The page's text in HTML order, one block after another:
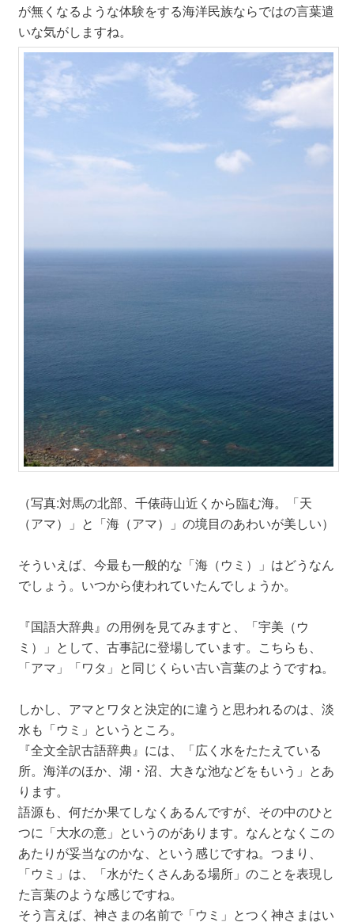
が無くなるような体験をする海洋民族ならではの言葉遣
いな気がしますね。
（写真:対馬の北部、千俵蒔山近くから臨む海。「天
（アマ）」と「海（アマ）」の境目のあわいが美しい）
そういえば、今最も一般的な「海（ウミ）」はどうなん
でしょう。いつから使われていたんでしょうか。
『国語大辞典』の用例を見てみますと、「宇美（ウ
ミ）」として、古事記に登場しています。こちらも、
「アマ」「ワタ」と同じくらい古い言葉のようですね。
しかし、アマとワタと決定的に違うと思われるのは、淡
水も「ウミ」というところ。
『全文全訳古語辞典』には、「広く水をたたえている
所。海洋のほか、湖・沼、大きな池などをもいう」とあ
ります。
語源も、何だか果てしなくあるんですが、その中のひと
つに「大水の意」というのがあります。なんとなくこの
あたりが妥当なのかな、という感じですね。つまり、
「ウミ」は、「水がたくさんある場所」のことを表現し
た言葉のような感じですね。
そう言えば、神さまの名前で「ウミ」とつく神さまはい